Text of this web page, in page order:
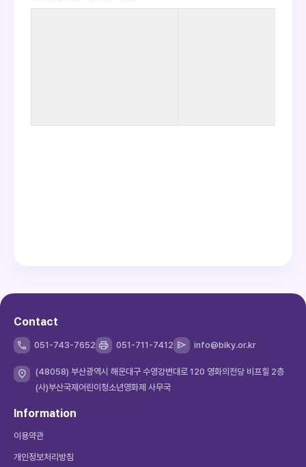
Contact
051-743-7652 051-711-7412 info@biky.or.kr
(48058) 부산광역시 해운대구 수영강변대로 120 영화의전당 비프힐 2층
(사)부산국제어린이청소년영화제 사무국
Information
이용약관
개인정보처리방침